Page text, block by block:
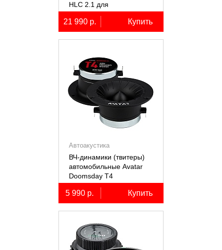
HLC 2.1 для
автомобилей Lixiang Li-
7/8/9
21 990 р. Купить
Автоакустика
ВЧ-динамики (твитеры)
автомобильные Avatar
Doomsday Т4
5 990 р. Купить